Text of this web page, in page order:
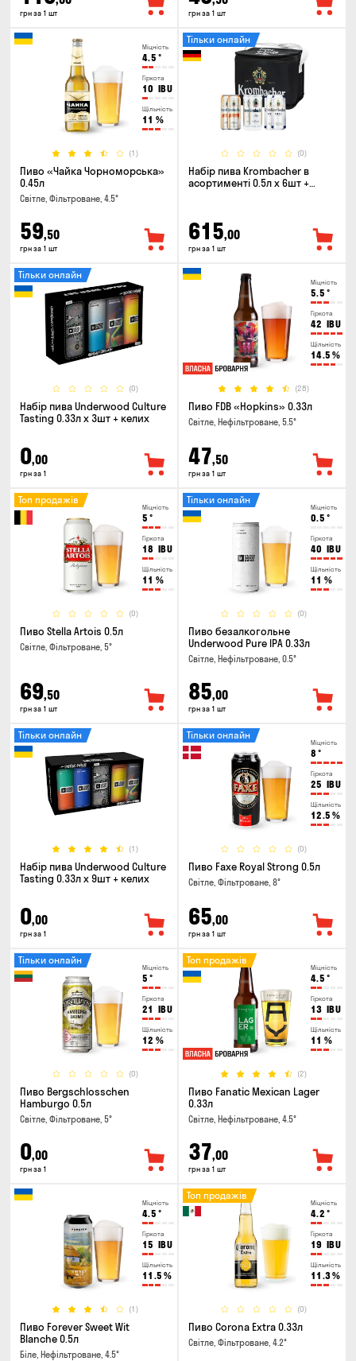
грн за 1 шт грн за 1 шт
Міцність
4.5 °
Гіркота
10 IBU
Щільність
11 %
(1)
Пиво «Чайка Чорноморська»
0.45л
Світле, Фільтроване, 4.5°
59,50
грн за 1 шт
(0)
Тільки онлайн
Набір пива Krombacher в
асортименті 0.5л х 6шт +
615,00
грн за 1 шт
(0)
Тільки онлайн
Набір пива Underwood Culture
Tasting 0.33л x 3шт + келих
0,00
грн за 1
Міцність
5.5 °
Гіркота
42 IBU
Щільність
14.5 %
(28)
Пиво FDB «Hopkins» 0.33л
Світле, Нефільтроване, 5.5°
47,50
грн за 1 шт
Міцність
5 °
Гіркота
18 IBU
Щільність
11 %
(0)
Топ продажів
Пиво Stella Artois 0.5л
Світле, Фільтроване, 5°
69,50
грн за 1 шт
Міцність
0.5 °
Гіркота
40 IBU
Щільність
11 %
(0)
Тільки онлайн
Пиво безалкогольне
Underwood Pure IPA 0.33л
Світле, Нефільтроване, 0.5°
85,00
грн за 1 шт
(1)
Тільки онлайн
Набір пива Underwood Culture
Tasting 0.33л x 9шт + келих
0,00
грн за 1
Міцність
8 °
Гіркота
25 IBU
Щільність
12.5 %
(0)
Тільки онлайн
Пиво Faxe Royal Strong 0.5л
Світле, Фільтроване, 8°
65,00
грн за 1 шт
Міцність
5 °
Гіркота
21 IBU
Щільність
12 %
(0)
Тільки онлайн
Пиво Bergschlosschen
Hamburgo 0.5л
Світле, Фільтроване, 5°
0,00
грн за 1
Міцність
4.5 °
Гіркота
13 IBU
Щільність
11 %
(2)
Топ продажів
Пиво Fanatic Mexican Lager
0.33л
Світле, Нефільтроване, 4.5°
37,00
грн за 1 шт
Міцність
4.5 °
Гіркота
15 IBU
Щільність
11.5 %
(1)
Пиво Forever Sweet Wit
Blanche 0.5л
Біле, Нефільтроване, 4.5°
Міцність
4.2 °
Гіркота
19 IBU
Щільність
11.3%
(0)
Топ продажів
Пиво Corona Extra 0.33л
Світле, Фільтроване, 4.2°